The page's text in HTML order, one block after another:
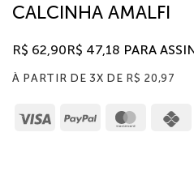
CALCINHA AMALFI
R$ 62,90R$ 47,18 PARA
À PARTIR DE 3X DE R$ 20,97
Visa PayPal